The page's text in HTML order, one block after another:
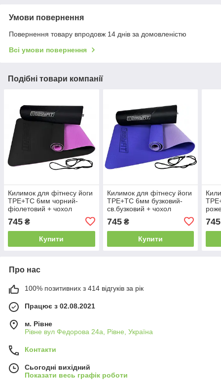
Умови повернення
Повернення товару впродовж 14 днів за домовленістю
Всі умови повернення
Подібні товари компанії
Килимок для фітнесу йоги
TPE+TC 6мм чорний-
фіолетовий + чохол
термопластичний Килимок
фітнес
745 ₴
Купити
Килимок для фітнесу йоги
TPE+TC 6мм бузковий-
св.бузковий + чохол
термопластичний Килимок
фітнес
745₴
Купити
745
Про нас
100% позитивних з 414 відгуків за рік
Працює з 02.08.2021
м. Рівне
Рівне вул Федорова 24а, Рівне, Україна
Контакти
Сьогодні вихідний
Показати весь графік роботи